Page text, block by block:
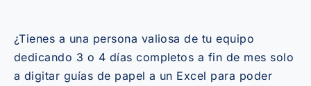
¿Tienes a una persona valiosa de tu equipo
dedicando 3 o 4 días completos a fin de mes solo
a digitar guías de papel a un Excel para poder